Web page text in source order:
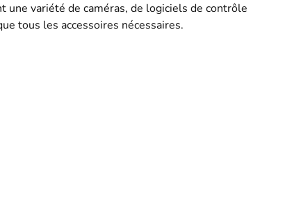
variété de caméras, de logiciels de contrôle
tous les accessoires nécessaires.